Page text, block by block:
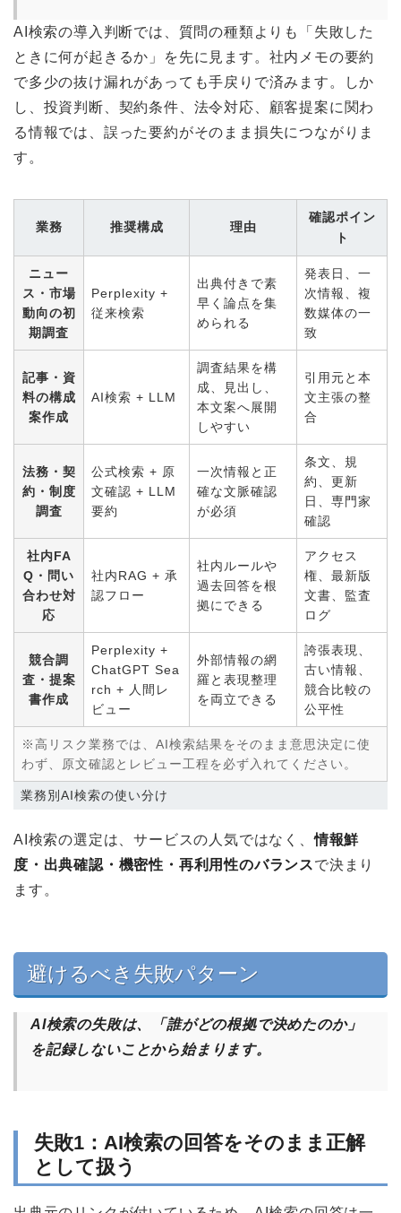
AI検索の導入判断では、質問の種類よりも「失敗した
ときに何が起きるか」を先に見ます。社内メモの要約
で多少の抜け漏れがあっても手戻りで済みます。しか
し、投資判断、契約条件、法令対応、顧客提案に関わ
る情報では、誤った要約がそのまま損失につながりま
す。
業務別AI検索の使い分け
業務 推奨構成 理由
確認ポイン
ト
ニュー
ス・市場
動向の初
期調査
Perplexity +
従来検索
出典付きで素
早く論点を集
められる
発表日、一
次情報、複
数媒体の一
致
記事・資
料の構成
案作成
AI検索 + LLM
調査結果を構
成、見出し、
本文案へ展開
しやすい
引用元と本
文主張の整
合
法務・契
約・制度
調査
公式検索 + 原
文確認 + LLM
要約
一次情報と正
確な文脈確認
が必須
条文、規
約、更新
日、専門家
確認
社内FA
Q・問い
合わせ対
応
社内RAG + 承
認フロー
社内ルールや
過去回答を根
拠にできる
アクセス
権、最新版
文書、監査
ログ
競合調
査・提案
書作成
Perplexity +
ChatGPT Sea
rch + 人間レ
ビュー
外部情報の網
羅と表現整理
を両立できる
誇張表現、
古い情報、
競合比較の
公平性
※高リスク業務では、AI検索結果をそのまま意思決定に使
わず、原文確認とレビュー工程を必ず入れてください。
AI検索の選定は、サービスの人気ではなく、情報鮮
度・出典確認・機密性・再利用性のバランスで決まり
ます。
避けるべき失敗パターン
AI検索の失敗は、「誰がどの根拠で決めたのか」
を記録しないことから始まります。
失敗1：AI検索の回答をそのまま正解
として扱う